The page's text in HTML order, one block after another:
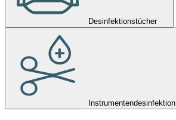
Desinfektionstücher
Instrumentendesinfektion